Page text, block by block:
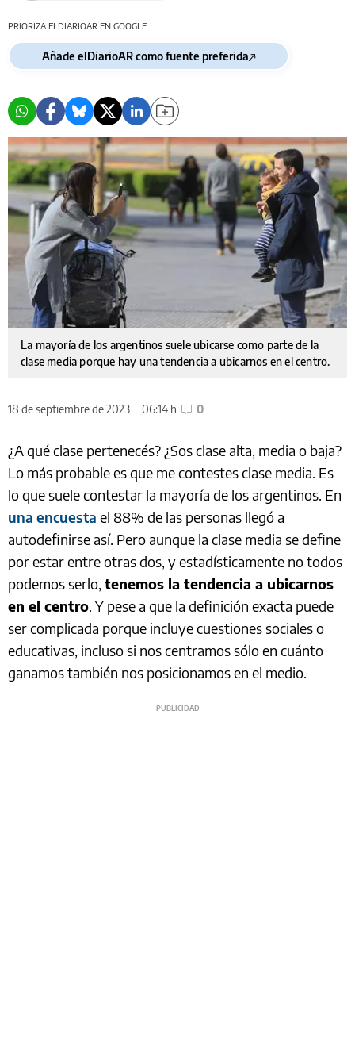
PRIORIZA ELDIARIOAR EN GOOGLE
Añade elDiarioAR como fuente preferida
La mayoría de los argentinos suele ubicarse como parte de la
clase media porque hay una tendencia a ubicarnos en el centro.
18 de septiembre de 2023 06:14 h 0
¿A qué clase pertenecés? ¿Sos clase alta, media o baja?
Lo más probable es que me contestes clase media. Es
lo que suele contestar la mayoría de los argentinos. En
una encuesta el 88% de las personas llegó a
autodefinirse así. Pero aunque la clase media se define
por estar entre otras dos, y estadísticamente no todos
podemos serlo, tenemos la tendencia a ubicarnos
en el centro. Y pese a que la definición exacta puede
ser complicada porque incluye cuestiones sociales o
educativas, incluso si nos centramos sólo en cuánto
ganamos también nos posicionamos en el medio.